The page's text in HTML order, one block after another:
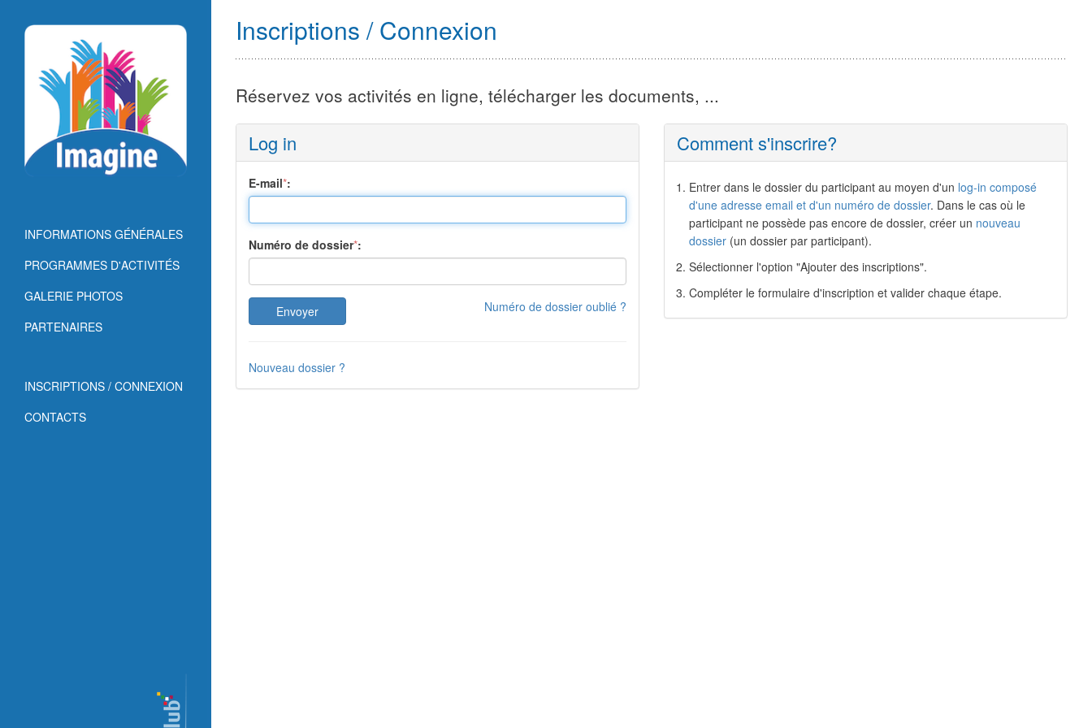
INFORMATIONS GÉNÉRALES
PROGRAMMES D'ACTIVITÉS
GALERIE PHOTOS
PARTENAIRES
INSCRIPTIONS / CONNEXION
CONTACTS
Inscriptions / Connexion
Réservez vos activités en ligne, télécharger les documents, ...
Log in
E-mail*:
Numéro de dossier*:
Numéro de dossier oublié ?
Nouveau dossier ?
Comment s'inscrire?
Entrer dans le dossier du participant au moyen d'un log-in composé
d'une adresse email et d'un numéro de dossier. Dans le cas où le
participant ne possède pas encore de dossier, créer un nouveau
dossier (un dossier par participant).
Sélectionner l'option "Ajouter des inscriptions".
Compléter le formulaire d'inscription et valider chaque étape.